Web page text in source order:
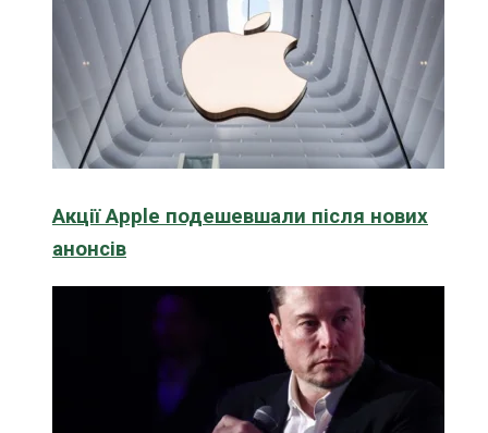
Акції Apple подешевшали після нових
анонсів